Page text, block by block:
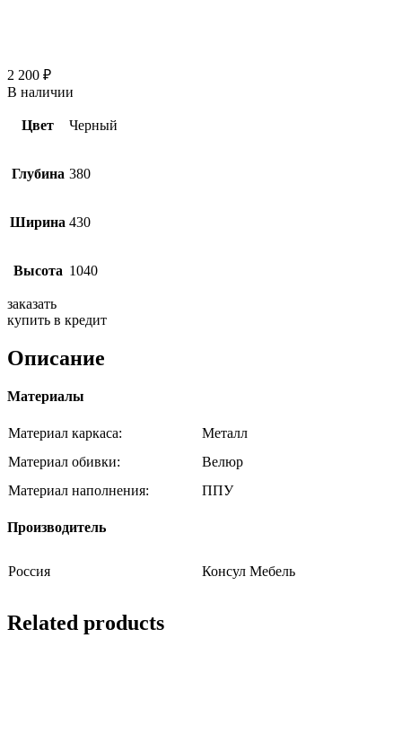
2 200 ₽
В наличии
Цвет Черный
Глубина 380
Ширина 430
Высота 1040
заказать
купить в кредит
Описание
Материалы
Материал каркаса:
Металл
Материал обивки:
Велюр
Материал наполнения:
ППУ
Производитель
Россия Консул Мебель
Related products